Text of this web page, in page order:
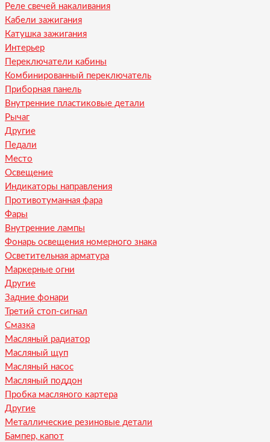
Реле свечей накаливания
Кабели зажигания
Катушка зажигания
Интерьер
Переключатели кабины
Комбинированный переключатель
Приборная панель
Внутренние пластиковые детали
Рычаг
Другие
Педали
Место
Освещение
Индикаторы направления
Противотуманная фара
Фары
Внутренние лампы
Фонарь освещения номерного знака
Осветительная арматура
Маркерные огни
Другие
Задние фонари
Третий стоп-сигнал
Смазка
Масляный радиатор
Масляный щуп
Масляный насос
Масляный поддон
Пробка масляного картера
Другие
Металлические резиновые детали
Бампер, капот